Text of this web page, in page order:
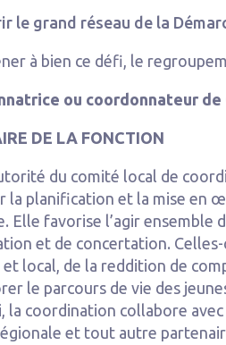
le grand réseau de la
à bien ce défi, le
ou coordonnateur de
DE LA FONCTION
du comité local de
la planification et la mise en
Elle favorise l’agir ensemble
et de concertation.
local, de la reddition de
le parcours de vie des
coordination collabore
et tout autre